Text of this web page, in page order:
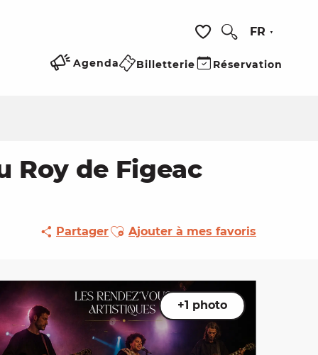
Voir les favoris
FR
Agenda Billetterie Réservation
Roy de Figeac
PartagerAjouter aux favoris
Ajouter à mes favoris
+1 photo